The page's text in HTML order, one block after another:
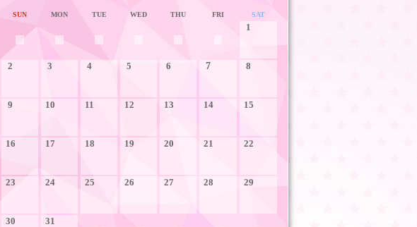
SUN MON TUE WED THU FRI SAT
1
2 3 4 5 6 7 8
9 10 11 12 13 14 15
16 17 18 19 20 21 22
23 24 25 26 27 28 29
30 31